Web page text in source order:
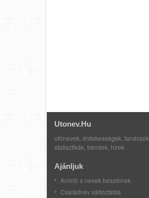
Utonev.hu
utónevek, érdekességek, tanácsok,
statisztikák, trendek, hírek
Ajánljuk
Amiről a nevek beszélnek
Családnév változtatás